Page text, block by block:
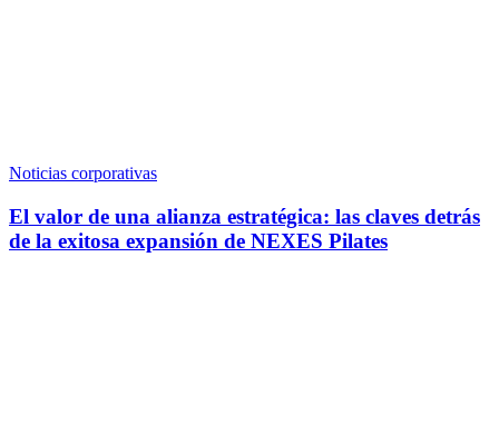
Noticias corporativas
El valor de una alianza estratégica: las claves detrás
de la exitosa expansión de NEXES Pilates